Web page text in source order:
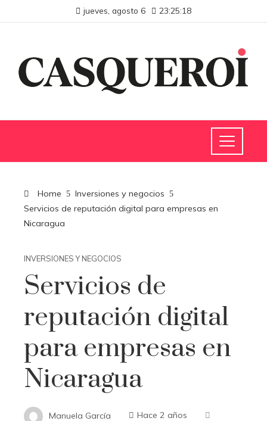
jueves, agosto 6 23:25:19
Home
Inversiones y negocios
Servicios de reputación digital para empresas en
Nicaragua
INVERSIONES Y NEGOCIOS
Servicios de
reputación digital
para empresas en
Nicaragua
Manuela García
Hace 2 años